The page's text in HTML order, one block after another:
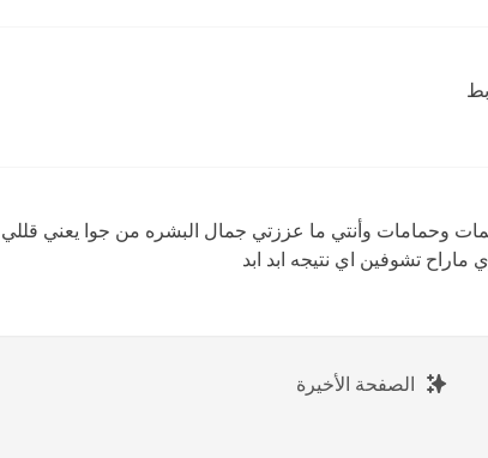
وحمامات وأنتي ما عززتي جمال البشره من جوا يعني
تشوفين اي نتيجه ابد ابد
الصفحة الأخيرة